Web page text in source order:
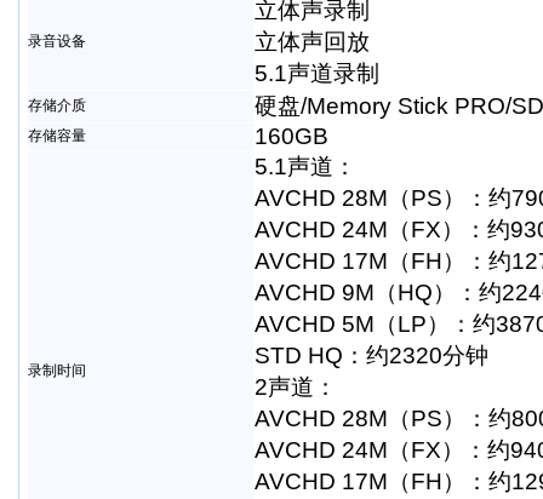
录音设备
立体声录制
立体声回放
5.1声道录制
存储介质 硬盘/Memory Stick PRO/
存储容量 160GB
录制时间
5.1声道：
AVCHD 28M（PS）：约
AVCHD 24M（FX）：约
AVCHD 17M（FH）：约
AVCHD 9M（HQ）：约
AVCHD 5M（LP）：约
STD HQ：约2320分钟
2声道：
AVCHD 28M（PS）：约
AVCHD 24M（FX）：约
AVCHD 17M（FH）：约